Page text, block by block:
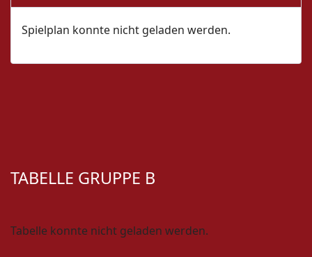
Spielplan konnte nicht geladen werden.
TABELLE GRUPPE B
Tabelle konnte nicht geladen werden.